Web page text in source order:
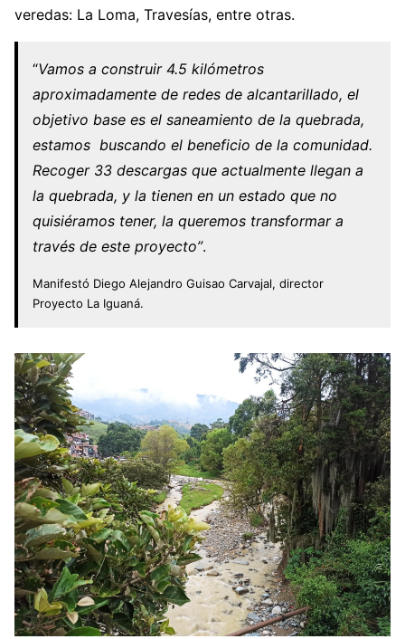
veredas: La Loma, Travesías, entre otras.
“Vamos a construir 4.5 kilómetros
aproximadamente de redes de alcantarillado, el
objetivo base es el saneamiento de la quebrada,
estamos buscando el beneficio de la comunidad.
Recoger 33 descargas que actualmente llegan a
la quebrada, y la tienen en un estado que no
quisiéramos tener, la queremos transformar a
través de este proyecto”.
Manifestó Diego Alejandro Guisao Carvajal, director
Proyecto La Iguaná.